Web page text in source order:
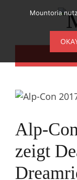
Alp-
zeigt
Mountoria